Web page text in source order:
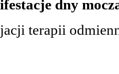
dny
terapii